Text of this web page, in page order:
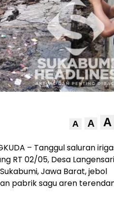
A A A
– Tanggul saluran
RT 02/05, Desa
Jawa Barat, jebol
pabrik sagu aren